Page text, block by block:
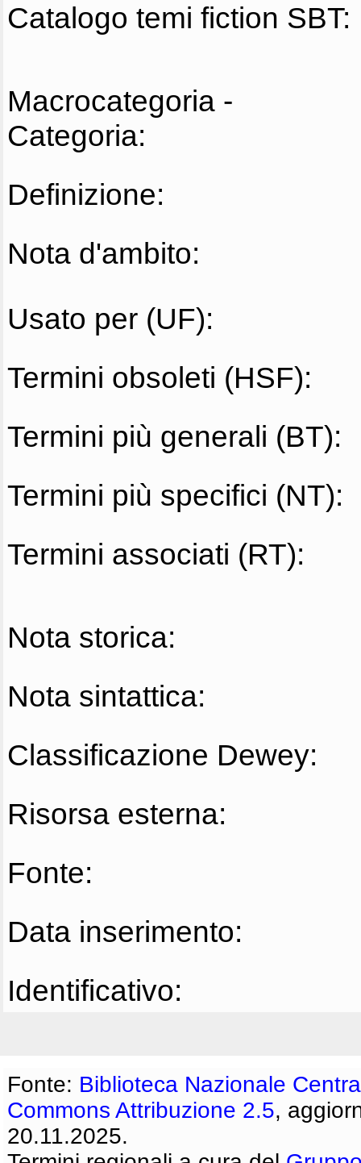
Catalogo temi fiction SBT:
Macrocategoria -
Categoria:
Definizione:
Nota d'ambito:
Usato per (UF):
Termini obsoleti (HSF):
Termini più generali (BT):
Termini più specifici (NT):
Termini associati (RT):
Nota storica:
Nota sintattica:
Classificazione Dewey:
Risorsa esterna:
Fonte:
Data inserimento:
Identificativo:
Fonte: Biblioteca Nazionale
Commons Attribuzione 2.5,
20.11.2025.